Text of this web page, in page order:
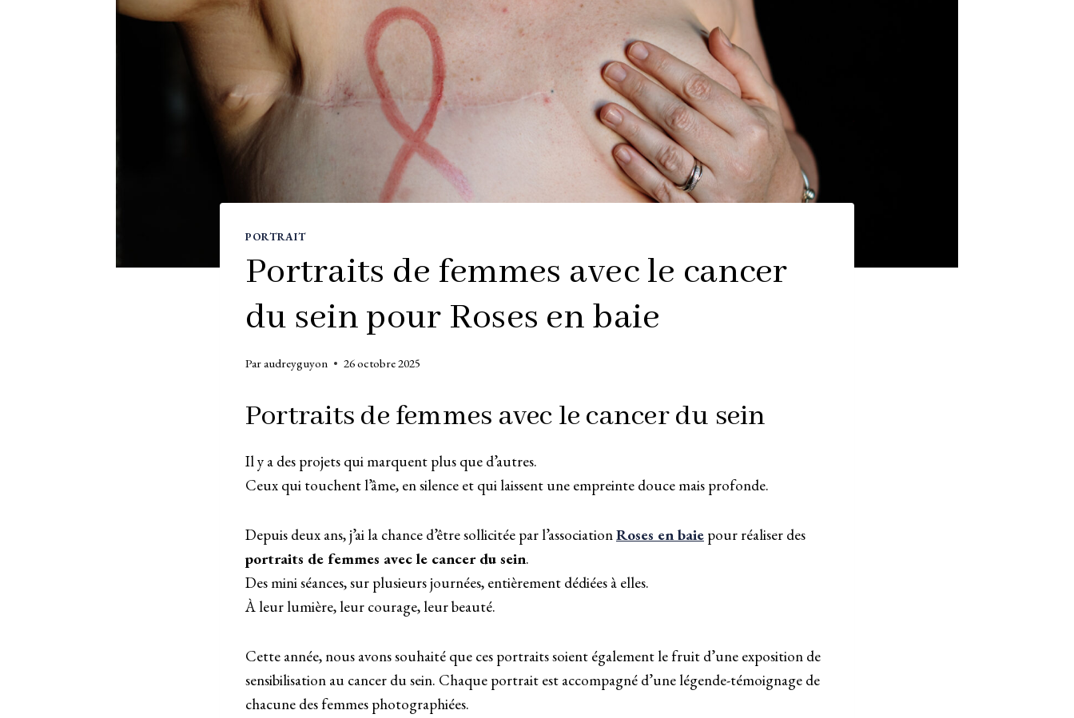
PORTRAIT
Portraits de femmes avec le cancer
du sein pour Roses en baie
Paraudreyguyon 26 octobre 2025
Portraits de femmes avec le cancer du sein
Il y a des projets qui marquent plus que d’autres.
Ceux qui touchent l’âme, en silence et qui laissent une empreinte douce mais profonde.
Depuis deux ans, j’ai la chance d’être sollicitée par l’associationRoses en baie pour réaliser des
portraits de femmes avec le cancer du sein.
Des mini séances, sur plusieurs journées, entièrement dédiées à elles.
À leur lumière, leur courage, leur beauté.
Cette année, nous avons souhaité que ces portraits soient également le fruit d’une exposition de
sensibilisation au cancer du sein. Chaque portrait est accompagné d’une légende-témoignage de
chacune des femmes photographiées.